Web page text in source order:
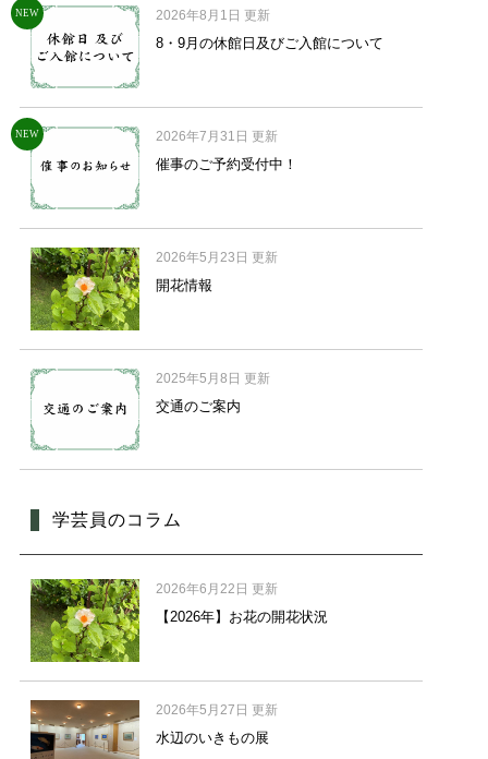
2026年8月1日 更新
8・9月の休館日及びご入館について
NEW
2026年7月31日 更新
催事のご予約受付中！
NEW
2026年5月23日 更新
開花情報
2025年5月8日 更新
交通のご案内
学芸員のコラム
2026年6月22日 更新
【2026年】お花の開花状況
2026年5月27日 更新
水辺のいきもの展